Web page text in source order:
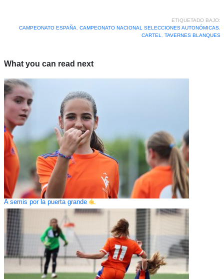
ETIQUETADO BAJO:
CAMPEONATO ESPAÑA
CAMPEONATO NACIONAL SELECCIONES AUTONÓMICAS,
CARTEL
TAVERNES BLANQUES
What you can read next
A semis por la puerta grande